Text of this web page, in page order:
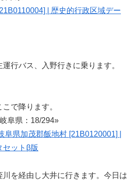
| 歴史的行政区域デー
行バス、入野行きに乗ります。
で降ります。
阜県：18/294»
阜県加茂郡飯地村 [21B0120001] |
セットβ版
を経由し大井に行きます。今日は